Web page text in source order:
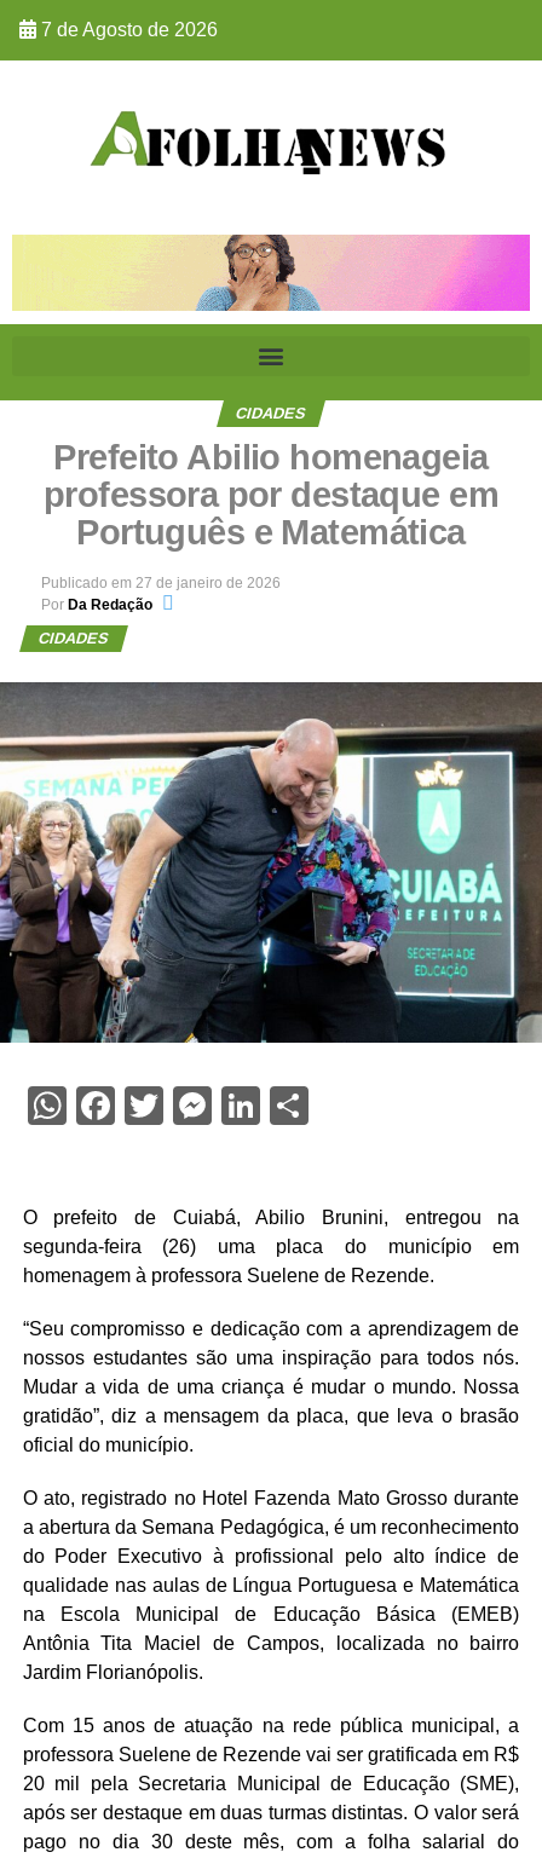
7 de Agosto de 2026
CIDADES
Prefeito Abilio homenageia
professora por destaque em
Português e Matemática
Publicado em 27 de janeiro de 2026
Por Da Redação
CIDADES
WhatsApp
Facebook
TwitterMessenger
LinkedIn
O prefeito de Cuiabá, Abilio Brunini, entregou na
segunda-feira (26) uma placa do município em
homenagem à professora Suelene de Rezende.
“Seu compromisso e dedicação com a aprendizagem de
nossos estudantes são uma inspiração para todos nós.
Mudar a vida de uma criança é mudar o mundo. Nossa
gratidão”, diz a mensagem da placa, que leva o brasão
oficial do município.
O ato, registrado no Hotel Fazenda Mato Grosso durante
a abertura da Semana Pedagógica, é um reconhecimento
do Poder Executivo à profissional pelo alto índice de
qualidade nas aulas de Língua Portuguesa e Matemática
na Escola Municipal de Educação Básica (EMEB)
Antônia Tita Maciel de Campos, localizada no bairro
Jardim Florianópolis.
Com 15 anos de atuação na rede pública municipal, a
professora Suelene de Rezende vai ser gratificada em R$
20 mil pela Secretaria Municipal de Educação (SME),
após ser destaque em duas turmas distintas. O valor será
pago no dia 30 deste mês, com a folha salarial do